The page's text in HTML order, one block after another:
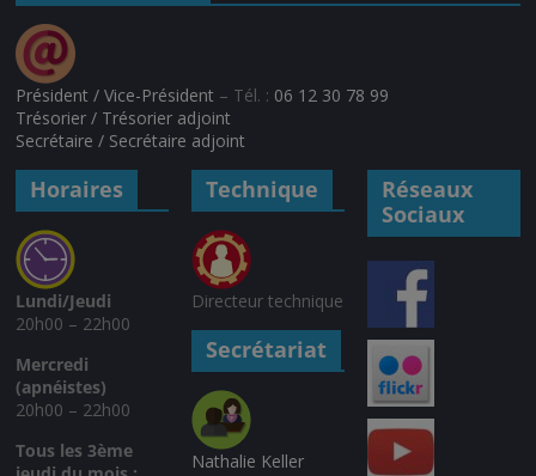
Président / Vice-Président – Tél. : 06 12 30 78 99
Trésorier / Trésorier adjoint
Secrétaire / Secrétaire adjoint
Horaires
Lundi/Jeudi
20h00 – 22h00
Mercredi
(apnéistes)
20h00 – 22h00
Tous les 3ème
Technique
Directeur technique
Secrétariat
Nathalie Keller
Réseaux
Sociaux